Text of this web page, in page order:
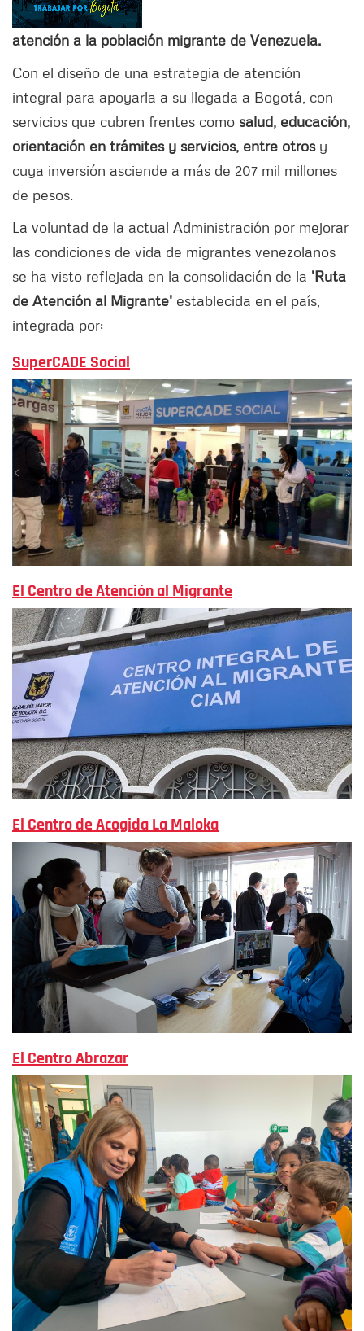
atención a la población migrante de Venezuela.
Con el diseño de una estrategia de atención
integral para apoyarla a su llegada a Bogotá, con
servicios que cubren frentes como salud, educación,
orientación en trámites y servicios, entre otrosy
cuya inversión asciende a más de 207 mil millones
de pesos.
La voluntad de la actual Administración por mejorar
las condiciones de vida de migrantes venezolanos
se ha visto reflejada en la consolidación de la 'Ruta
de Atención al Migrante' establecida en el país,
integrada por:
SuperCADE Social
El Centro de Atención al Migrante
El Centro de Acogida La Maloka
El Centro Abrazar